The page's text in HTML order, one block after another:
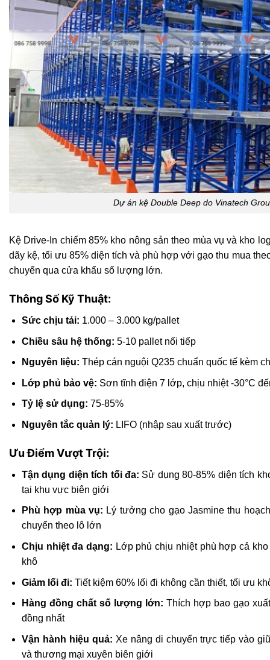
Dự án kệ Double Deep do Vinatech
Kệ Drive-In chiếm 85% kho nông sản theo mùa vụ và kho
dãy kệ, tối ưu 85% diện tích và phù hợp với gạo thu mua
chuyển qua cửa khẩu số lượng lớn.
Thông Số Kỹ Thuật:
Sức chịu tải: 1.000 – 3.000 kg/pallet
Chiều sâu hệ thống: 5-10 pallet nối tiếp
Nguyên liệu: Thép cán nguội Q235 chuẩn quốc tế kèm
Lớp phủ bảo vệ: Sơn tĩnh điện 7 lớp, chịu nhiệt -30°C
Tỷ lệ sử dụng: 75-85%
Nguyên tắc quản lý: LIFO (nhập sau xuất trước)
Ưu Điểm Vượt Trội:
Tận dụng diện tích tối đa: Sử dụng 80-85% diện tích
tại khu vực biên giới
Phù hợp mùa vụ: Lý tưởng cho gạo Jasmine thu
chuyển theo lô lớn
Chịu nhiệt đa dạng: Lớp phủ chịu nhiệt phù hợp cả
khô
Giảm lối đi: Tiết kiệm 60% lối đi không cần thiết, tối ưu
Hàng đồng chất số lượng lớn: Thích hợp bao gạo
đồng nhất
Vận hành hiệu quả: Xe nâng di chuyển trực tiếp vào
và thương mại xuyên biên giới